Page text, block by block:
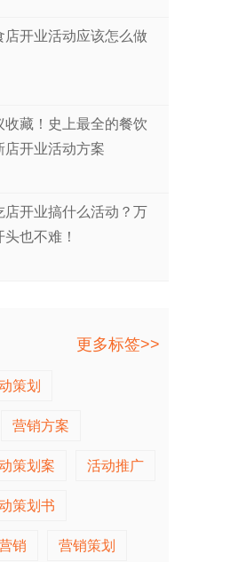
店开业活动应该怎么做
收藏！史上最全的餐饮
店开业活动方案
店开业搞什么活动？万
头也不难！
更多标签>>
策划
营销方案
策划案 活动推广
策划书
销 营销策划